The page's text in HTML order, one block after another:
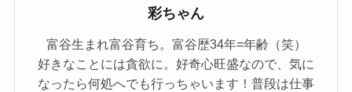
彩ちゃん
富谷生まれ富谷育ち。富谷歴34年=年齢（笑）
好きなことには貪欲に。好奇心旺盛なので、気に
なったら何処へでも行っちゃいます！普段は仕事